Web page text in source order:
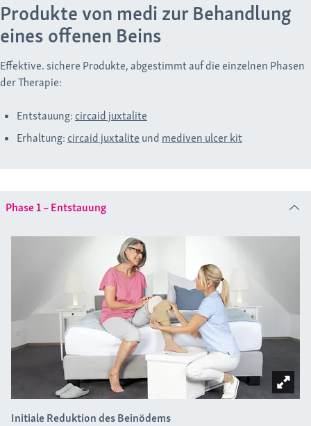
Produkte von medi zur Behandlung
eines offenen Beins
Effektive. sichere Produkte, abgestimmt auf die einzelnen Phasen
der Therapie:
Entstauung: circaid juxtalite
Erhaltung: circaid juxtalite und mediven ulcer kit
Phase 1 – Entstauung
Initiale Reduktion des Beinödems